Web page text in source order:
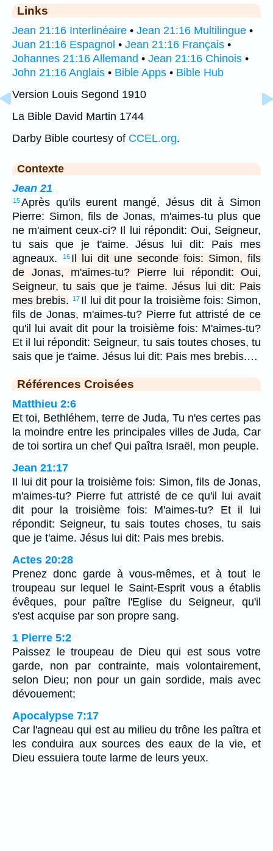
Links
Jean 21:16 Interlinéaire • Jean 21:16 Multilingue •
Juan 21:16 Espagnol • Jean 21:16 Français •
Johannes 21:16 Allemand • Jean 21:16 Chinois •
John 21:16 Anglais • Bible Apps • Bible Hub
Version Louis Segond 1910
La Bible David Martin 1744
Darby Bible courtesy of CCEL.org.
Contexte
Jean 21
15Après qu'ils eurent mangé, Jésus dit à Simon
Pierre: Simon, fils de Jonas, m'aimes-tu plus que
ne m'aiment ceux-ci? Il lui répondit: Oui, Seigneur,
tu sais que je t'aime. Jésus lui dit: Pais mes
agneaux.
16 Il lui dit une seconde fois: Simon, fils
de Jonas, m'aimes-tu? Pierre lui répondit: Oui,
Seigneur, tu sais que je t'aime. Jésus lui dit: Pais
mes brebis.
17 Il lui dit pour la troisième fois: Simon,
fils de Jonas, m'aimes-tu? Pierre fut attristé de ce
qu'il lui avait dit pour la troisième fois: M'aimes-tu?
Et il lui répondit: Seigneur, tu sais toutes choses, tu
sais que je t'aime. Jésus lui dit: Pais mes brebis.…
Références Croisées
Matthieu 2:6
Et toi, Bethléhem, terre de Juda, Tu n'es certes pas
la moindre entre les principales villes de Juda, Car
de toi sortira un chef Qui paîtra Israël, mon peuple.
Jean 21:17
Il lui dit pour la troisième fois: Simon, fils de Jonas,
m'aimes-tu? Pierre fut attristé de ce qu'il lui avait
dit pour la troisième fois: M'aimes-tu? Et il lui
répondit: Seigneur, tu sais toutes choses, tu sais
que je t'aime. Jésus lui dit: Pais mes brebis.
Actes 20:28
Prenez donc garde à vous-mêmes, et à tout le
troupeau sur lequel le Saint-Esprit vous a établis
évêques, pour paître l'Eglise du Seigneur, qu'il
s'est acquise par son propre sang.
1 Pierre 5:2
Paissez le troupeau de Dieu qui est sous votre
garde, non par contrainte, mais volontairement,
selon Dieu; non pour un gain sordide, mais avec
dévouement;
Apocalypse 7:17
Car l'agneau qui est au milieu du trône les paîtra et
les conduira aux sources des eaux de la vie, et
Dieu essuiera toute larme de leurs yeux.